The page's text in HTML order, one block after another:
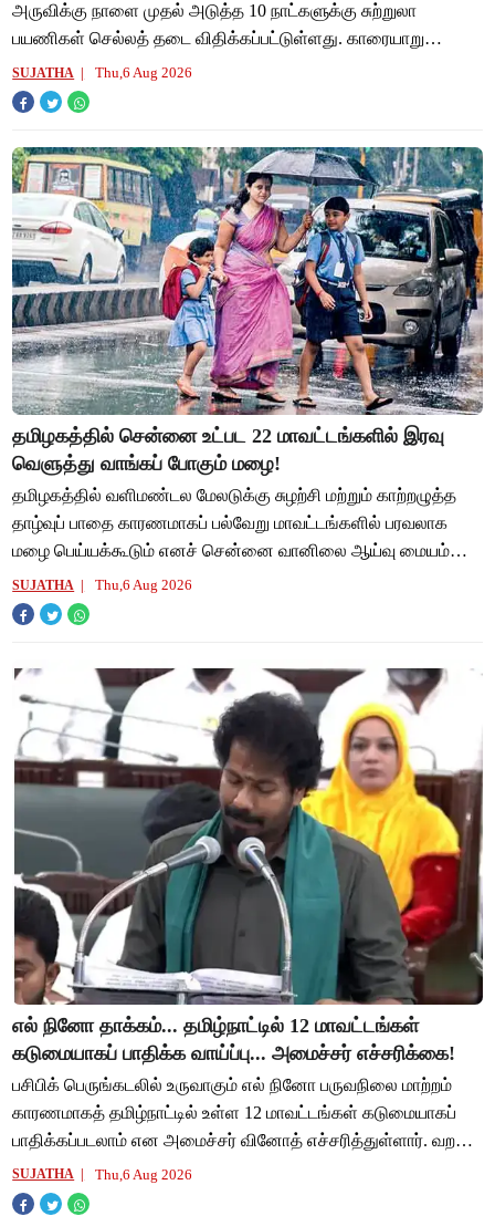
அருவிக்கு நாளை முதல் அடுத்த 10 நாட்களுக்கு சுற்றுலா
பயணிகள் செல்லத் தடை விதிக்கப்பட்டுள்ளது. காரையாறு
சொரிமுத்து அய்யனார் கோவிலில் வரும் 12-ம் தேதி
SUJATHA Thu,6 Aug 2026
தமிழகத்தில் சென்னை உட்பட 22 மாவட்டங்களில் இரவு
வெளுத்து வாங்கப் போகும் மழை!
தமிழகத்தில் வளிமண்டல மேலடுக்கு சுழற்சி மற்றும் காற்றழுத்த
தாழ்வுப் பாதை காரணமாகப் பல்வேறு மாவட்டங்களில் பரவலாக
மழை பெய்யக்கூடும் எனச் சென்னை வானிலை ஆய்வு மையம்
தெரிவித்துள்ளது. இதன் தொடர்ச்சியாக மாநி
SUJATHA Thu,6 Aug 2026
எல் நினோ தாக்கம்... தமிழ்நாட்டில் 12 மாவட்டங்கள்
கடுமையாகப் பாதிக்க வாய்ப்பு... அமைச்சர் எச்சரிக்கை!
பசிபிக் பெருங்கடலில் உருவாகும் எல் நினோ பருவநிலை மாற்றம்
காரணமாகத் தமிழ்நாட்டில் உள்ள 12 மாவட்டங்கள் கடுமையாகப்
பாதிக்கப்படலாம் என அமைச்சர் வினோத் எச்சரித்துள்ளார். வறட்சி
போன்ற சூழல்களை எதிர்கொள்ளும
SUJATHA Thu,6 Aug 2026